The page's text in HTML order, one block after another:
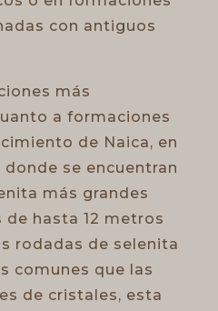
con antiguos
más
a formaciones
de Naica, en
donde se encuentran
más grandes
hasta 12 metros
rodadas de selenita
comunes que las
de cristales, esta